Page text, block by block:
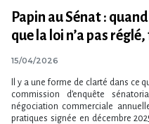
Papin au Sénat :
que la loi n​‌’a pas
15/04/2026
Il y a une forme de clarté dans ce
commission d​‌’enquête
négociation commerciale
pratiques signée en décembre